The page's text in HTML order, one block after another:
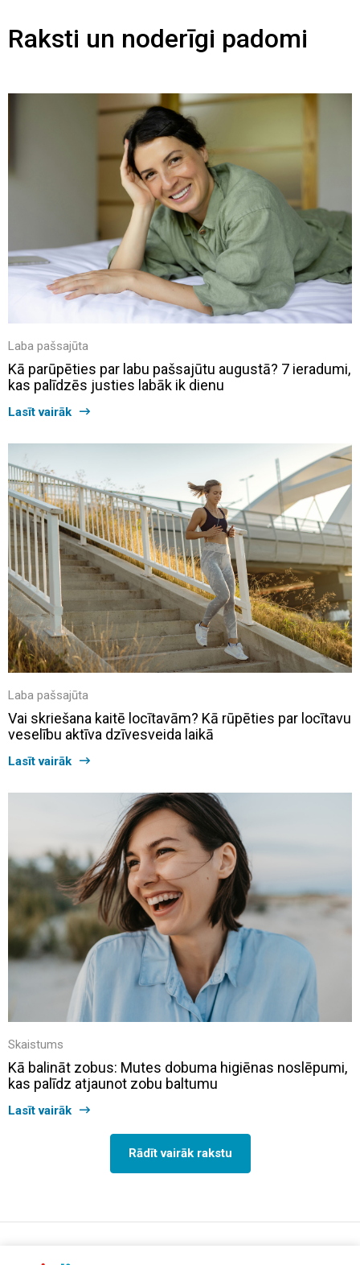
Raksti un noderīgi padomi
Laba pašsajūta
Kā parūpēties par labu pašsajūtu augustā? 7 ieradumi,
kas palīdzēs justies labāk ik dienu
Lasīt vairāk
Laba pašsajūta
Vai skriešana kaitē locītavām? Kā rūpēties par locītavu
veselību aktīva dzīvesveida laikā
Lasīt vairāk
Skaistums
Kā balināt zobus: Mutes dobuma higiēnas noslēpumi,
kas palīdz atjaunot zobu baltumu
Lasīt vairāk
Rādīt vairāk rakstu